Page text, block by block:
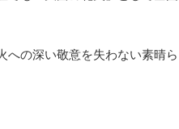
への深い敬意を失わない素晴ら